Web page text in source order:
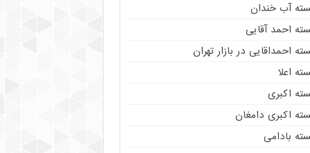
آب خندان
احمد آقایی
احمداقایی در بازار تهران
اعلا
اکبری
اکبری دامغان
بادامی